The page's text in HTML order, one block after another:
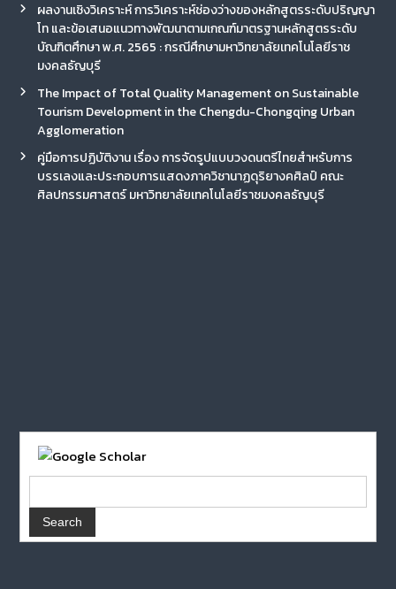
ผลงานเชิงวิเคราะห์ การวิเคราะห์ช่องว่างของหลักสูตรระดับปริญญา
โท และข้อเสนอแนวทางพัฒนาตามเกณฑ์มาตรฐานหลักสูตรระดับ
บัณฑิตศึกษา พ.ศ. 2565 : กรณีศึกษามหาวิทยาลัยเทคโนโลยีราช
มงคลธัญบุรี
The Impact of Total Quality Management on Sustainable
Tourism Development in the Chengdu-Chongqing Urban
Agglomeration
คู่มือการปฏิบัติงาน เรื่อง การจัดรูปแบบวงดนตรีไทยสำหรับการ
บรรเลงและประกอบการแสดงภาควิชานาฏดุริยางคศิลป์ คณะ
ศิลปกรรมศาสตร์ มหาวิทยาลัยเทคโนโลยีราชมงคลธัญบุรี